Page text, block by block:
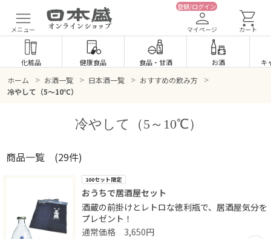
メニュー
登録/ログイン
マイページ カート
化粧品 健康食品 食品・ 甘酒 お酒 キ
ホーム > お酒一覧 > 日本酒一覧 > おすすめの飲み方 >
冷やして（5～10℃）
冷やして（5～10℃）
商品一覧 (29件)
100セット限定
おうちで居酒屋セット
酒蔵の前掛けとレトロな徳利瓶で、居酒屋気分を
プレゼント！
3,650円